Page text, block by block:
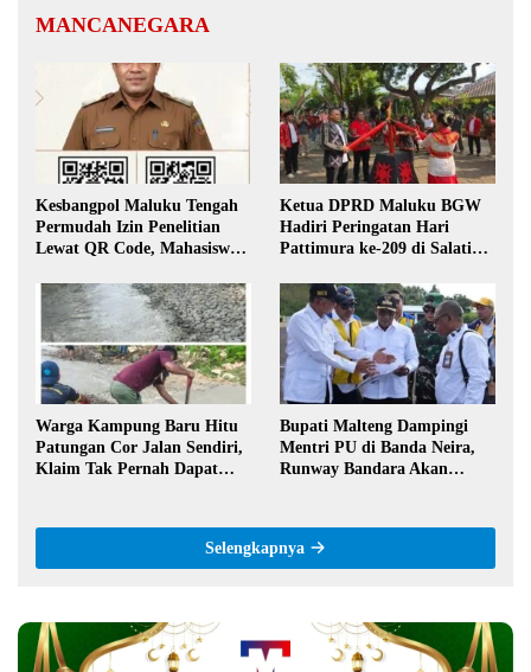
MANCANEGARA
Kesbangpol Maluku Tengah
Permudah Izin Penelitian
Lewat QR Code, Mahasiswa
Ketua DPRD Maluku BGW
Hadiri Peringatan Hari
Pattimura ke-209 di Salatiga,
Orang Basudara
Warga Kampung Baru Hitu
Patungan Cor Jalan Sendiri,
Klaim Tak Pernah Dapat
Bupati Malteng Dampingi
Mentri PU di Banda Neira,
Runway Bandara Akan
Selengkapnya